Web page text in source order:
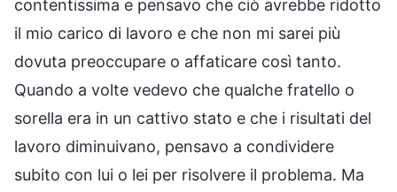
contentissima e pensavo che ciò avrebbe ridotto
il mio carico di lavoro e che non mi sarei più
dovuta preoccupare o affaticare così tanto.
Quando a volte vedevo che qualche fratello o
sorella era in un cattivo stato e che i risultati del
lavoro diminuivano, pensavo a condividere
subito con lui o lei per risolvere il problema. Ma